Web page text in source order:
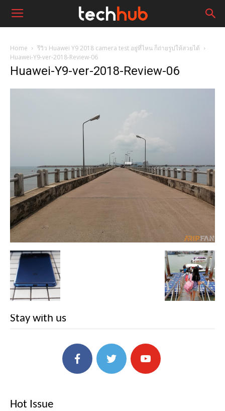
Home
รีวิว Huawei Y9 2018 camera test อยู่ที่ไหน ก็ถ่ายรูปให้สวยได้
Huawei-Y9-ver-2018-Review-06
Huawei-Y9-ver-2018-Review-06
Stay with us
Hot Issue